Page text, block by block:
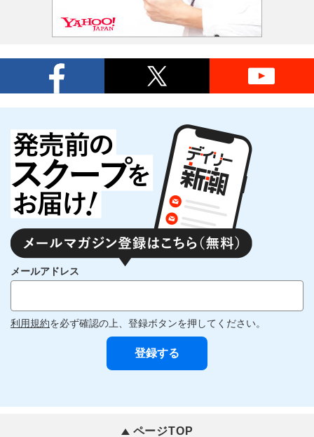
メールアドレス
利用規約を必ず確認の上、登録ボタンを押してください。
ページTOP